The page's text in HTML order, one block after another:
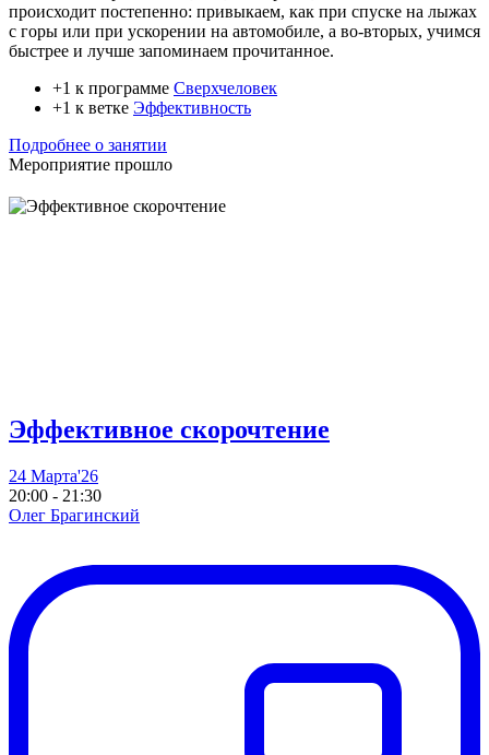
происходит постепенно: привыкаем, как при спуске на лыжах
с горы или при ускорении на автомобиле, а во-вторых, учимся
быстрее и лучше запоминаем прочитанное.
+1 к программе Сверхчеловек
+1 к ветке Эффективность
Подробнее о занятии
Мероприятие прошло
Эффективное скорочтение
24 Марта'26
20:00 - 21:30
Олег Брагинский